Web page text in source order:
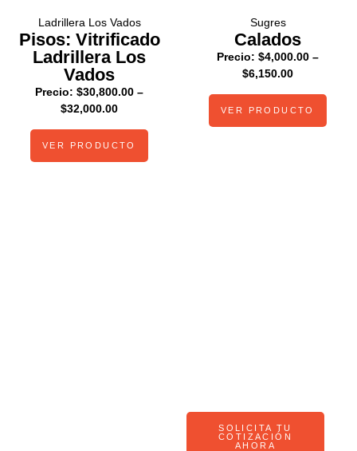
Ladrillera Los Vados
Pisos: Vitrificado
Ladrillera Los
Vados
Precio: $30,800.00 –
$32,000.00
VER PRODUCTO
Sugres
Calados
Precio: $4,000.00 –
$6,150.00
VER PRODUCTO
SOLICITA TU
COTIZACIÓN
AHORA